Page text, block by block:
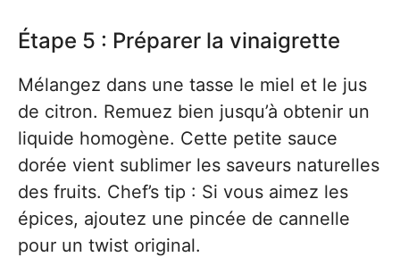
Étape 5 : Préparer la vinaigrette
Mélangez dans une tasse le miel et le jus
de citron. Remuez bien jusqu’à obtenir un
liquide homogène. Cette petite sauce
dorée vient sublimer les saveurs naturelles
des fruits. Chef’s tip : Si vous aimez les
épices, ajoutez une pincée de cannelle
pour un twist original.